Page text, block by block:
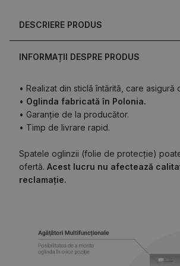
DESCRIERE PRODUS
INFORMAȚII DESPRE PRODUS
• Realizat din sticlă întărită, care
• Oglinda fabricată în Polonia.
• Garanție de la producător.
• Timp de livrare rapid.
Spatele oglinzii (folie de protecție)
ofertă. Acest lucru nu afectează
reclamație.